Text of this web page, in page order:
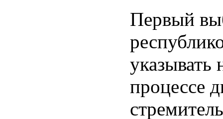
Первый
указывать
процессе